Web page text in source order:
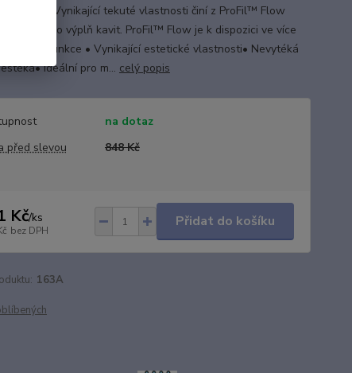
tekuté vlastnosti činí z ProFil™ Flow
kompozit pro výplň kavit. ProFil™ Flow je k dispozici ve více
Funkce • Vynikající estetické vlastnosti• Nevytéká
Ideální pro m... celý popis
na dotaz
před slevou
848 Kč
Kč/ks
bez DPH
Přidat do košíku
163A